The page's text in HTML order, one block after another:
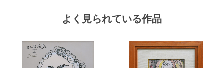
よく見られている作品